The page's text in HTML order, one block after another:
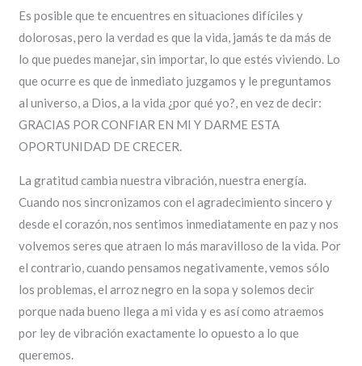
Es posible que te encuentres en situaciones difíciles y
dolorosas, pero la verdad es que la vida, jamás te da más de
lo que puedes manejar, sin importar, lo que estés viviendo. Lo
que ocurre es que de inmediato juzgamos y le preguntamos
al universo, a Dios, a la vida ¿por qué yo?, en vez de decir:
GRACIAS POR CONFIAR EN MI Y DARME ESTA
OPORTUNIDAD DE CRECER.
La gratitud cambia nuestra vibración, nuestra energía.
Cuando nos sincronizamos con el agradecimiento sincero y
desde el corazón, nos sentimos inmediatamente en paz y nos
volvemos seres que atraen lo más maravilloso de la vida. Por
el contrario, cuando pensamos negativamente, vemos sólo
los problemas, el arroz negro en la sopa y solemos decir
porque nada bueno llega a mi vida y es así como atraemos
por ley de vibración exactamente lo opuesto a lo que
queremos.